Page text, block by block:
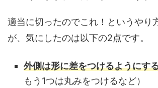
適当に切ったのでこれ！というやり
が、気にしたのは以下の2点です。
外側は形に差をつけるようにす
もう1つは丸みをつけるなど）